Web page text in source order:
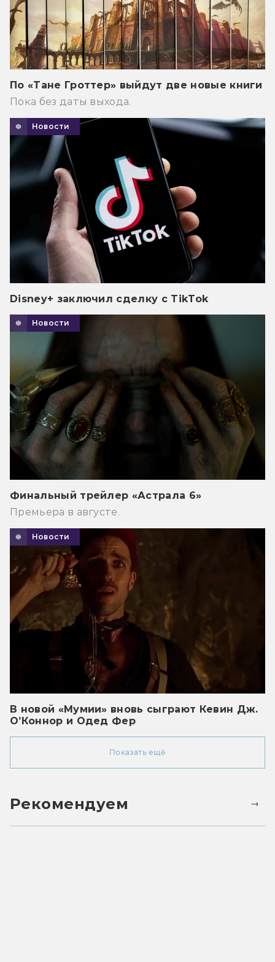
По «Тане Гроттер» выйдут две новые книги
Пока без даты выхода.
Новости
Disney+ заключил сделку с TikTok
Новости
Финальный трейлер «Астрала 6»
Премьера в августе.
Новости
В новой «Мумии» вновь сыграют Кевин Дж.
О’Коннор и Одед Фер
Показать ещё
Рекомендуем